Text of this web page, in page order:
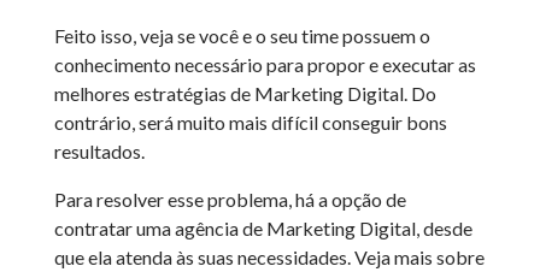
Feito isso, veja se você e o seu time possuem o
conhecimento necessário para propor e executar as
melhores estratégias de Marketing Digital. Do
contrário, será muito mais difícil conseguir bons
resultados.
Para resolver esse problema, há a opção de
contratar uma agência de Marketing Digital, desde
que ela atenda às suas necessidades. Veja mais sobre